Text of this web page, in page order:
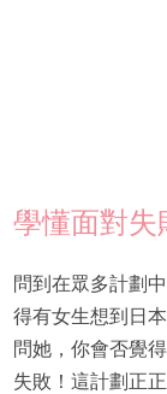
學懂面對失
問到在眾多計劃
得有女生想到日
問她，你會否覺
失敗！這計劃正